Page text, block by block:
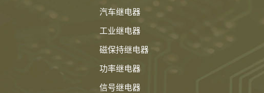
汽车继电器
工业继电器
磁保持继电器
功率继电器
信号继电器